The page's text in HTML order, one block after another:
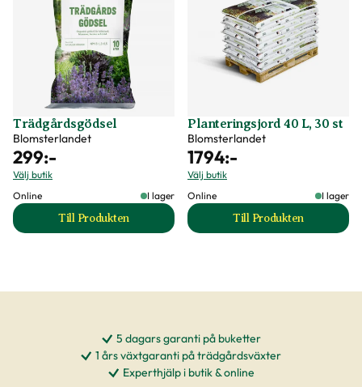
Trädgårdsgödsel
Blomsterlandet
299:-
Välj butik
Online
I lager
Till Produkten
till Trädgårdsgödsel produktsida
Planteringsjord 40 L, 30 st
Blomsterlandet
1794:-
Välj butik
Online
I lager
Till Produkten
till Planteringsjord
5 dagars garanti på buketter
1 års växtgaranti på trädgårdsväxter
Experthjälp i butik & online